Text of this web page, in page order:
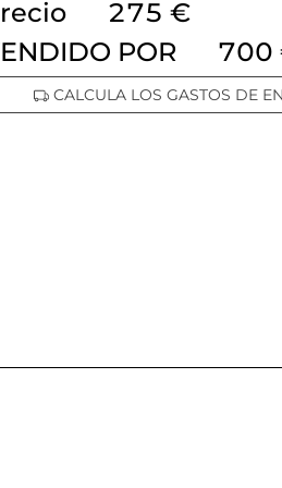
275 €
POR
700
CALCULA LOS GASTOS DE